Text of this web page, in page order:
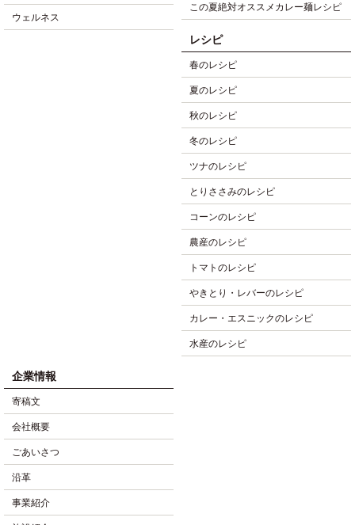
ウェルネス
この夏絶対オススメカレー麺レシピ
レシピ
春のレシピ
夏のレシピ
秋のレシピ
冬のレシピ
ツナのレシピ
とりささみのレシピ
コーンのレシピ
農産のレシピ
トマトのレシピ
やきとり・レバーのレシピ
カレー・エスニックのレシピ
水産のレシピ
企業情報
寄稿文
会社概要
ごあいさつ
沿革
事業紹介